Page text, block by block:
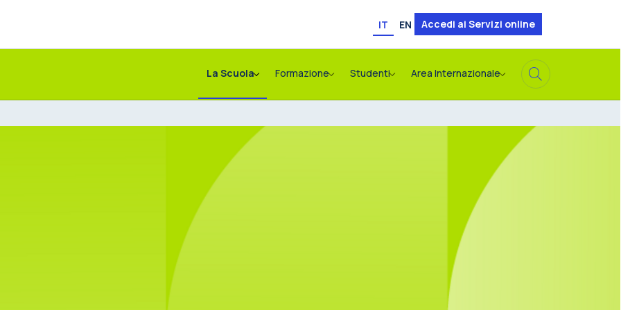
IT EN Accedi ai Servizi online
La Scuola Formazione Studenti Area Internazionale